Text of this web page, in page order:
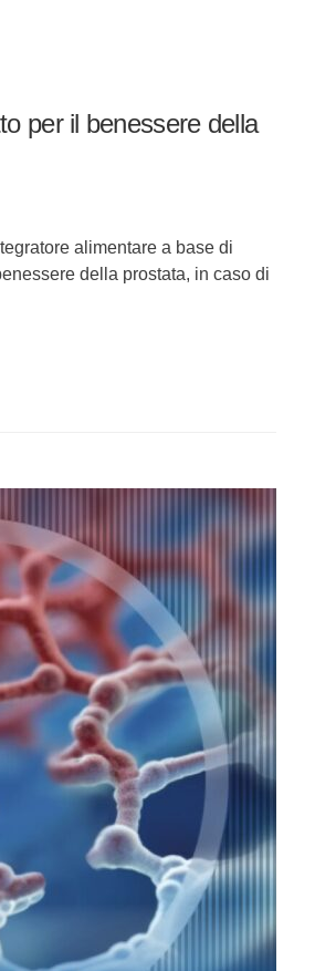
per il benessere della
alimentare a base di
della prostata, in caso di